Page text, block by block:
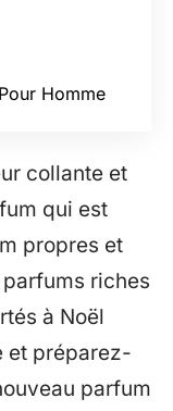
Homme
collante et
qui est
propres et
riches
à Noël
et préparez-
parfum